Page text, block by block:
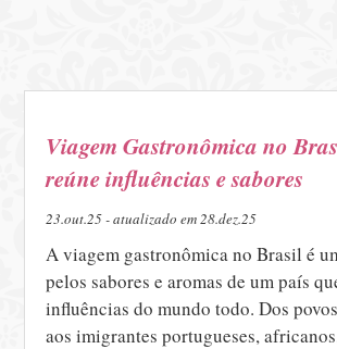
Viagem Gastronômica no
reúne influências e sabores
23.out.25 - atualizado em 28.dez.25
A viagem gastronômica no Brasil é
pelos sabores e aromas de um país
influências do mundo todo. Dos
aos imigrantes portugueses,